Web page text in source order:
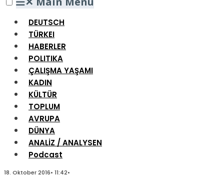
DEUTSCH
TÜRKEI
HABERLER
POLITIKA
ÇALIŞMA YAŞAMI
KADIN
KÜLTÜR
TOPLUM
AVRUPA
DÜNYA
ANALİZ / ANALYSEN
Podcast
18. Oktober 2016• 11:42•